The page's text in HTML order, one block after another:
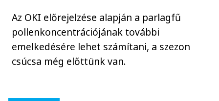
Az OKI előrejelzése alapján a parlagfű
pollenkoncentrációjának további
emelkedésére lehet számítani, a szezon
csúcsa még előttünk van.